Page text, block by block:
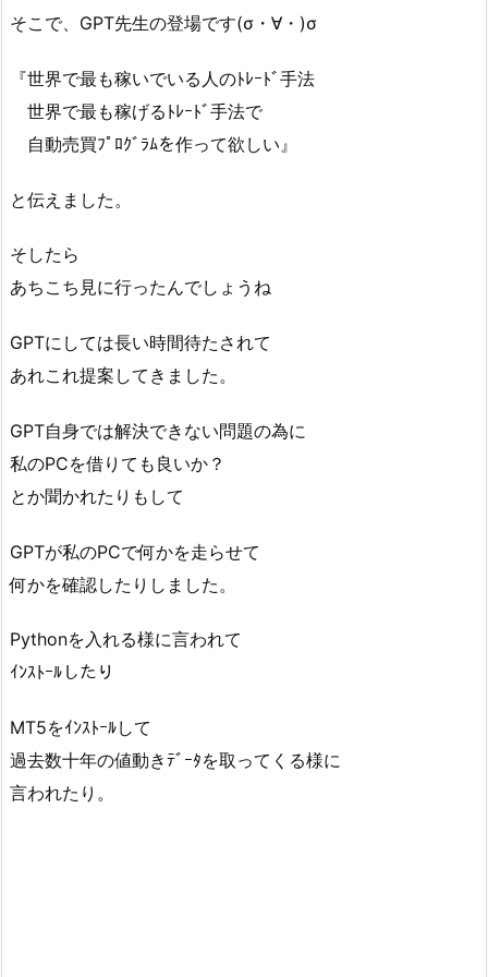
そこで、GPT先生の登場です(σ・∀・)σ
『世界で最も稼いでいる人のﾄﾚｰﾄﾞ手法
世界で最も稼げるﾄﾚｰﾄﾞ手法で
自動売買ﾌﾟﾛｸﾞﾗﾑを作って欲しい』
と伝えました。
そしたら
あちこち見に行ったんでしょうね
GPTにしては長い時間待たされて
あれこれ提案してきました。
GPT自身では解決できない問題の為に
私のPCを借りても良いか？
とか聞かれたりもして
GPTが私のPCで何かを走らせて
何かを確認したりしました。
Pythonを入れる様に言われて
ｲﾝｽﾄｰﾙしたり
MT5をｲﾝｽﾄｰﾙして
過去数十年の値動きﾃﾞｰﾀを取ってくる様に
言われたり。